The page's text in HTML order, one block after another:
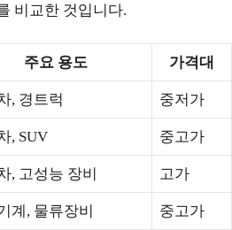
비교한 것입니다.
주요 용도 가격대
, 경트럭 중저가
, SUV 중고가
, 고성능 장비 고가
계, 물류장비 중고가